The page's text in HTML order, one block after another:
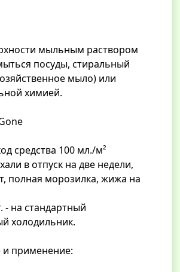
мыльным раствором
посуды, стиральный
мыло) или
химией.
средства 100 мл./м²
в отпуск на две недели,
полная морозилка, жижа на
- на стандартный
холодильник.
и применение: